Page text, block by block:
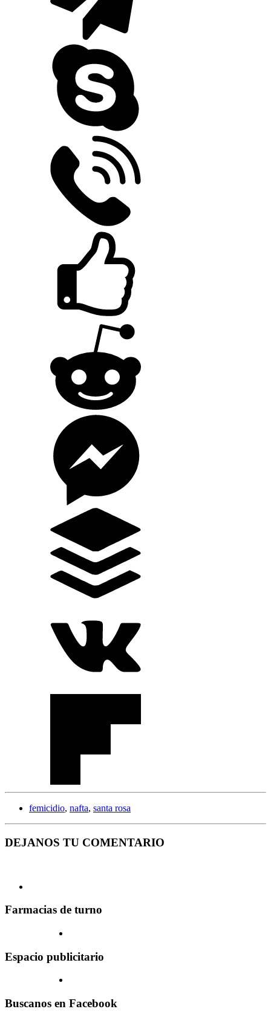
femicidio, nafta, santa rosa
DEJANOS TU COMENTARIO
Farmacias de turno
Espacio publicitario
Buscanos en Facebook